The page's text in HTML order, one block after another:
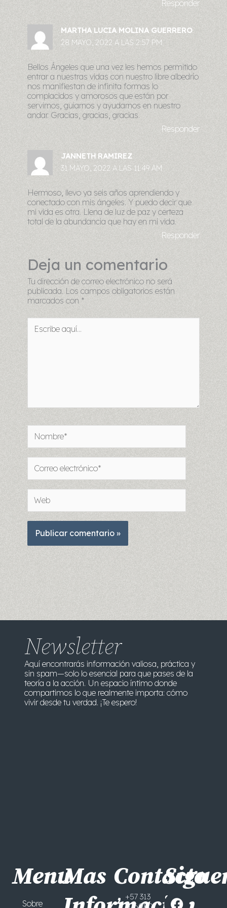
Responder
MARTHA LUCIA MOLINA GUERRERO
28 MAYO, 2022 A LAS 2:57 PM
Bellos Ángeles que una vez les hemos permitido
entrar a nuestras vidas con nuestro libre albedrío
nos manifiestan de infinita formas lo
complacidos y amorosos que están por
servirnos, guiarnos y ayudarnos en nuestro
andar. Gracias, gracias, gracias.
Responder
JANNETH RAMIREZ
31 MAYO, 2022 A LAS 11:49 AM
Hermoso, llevo ya seis años aprendiendo y
conectado con mis ángeles. Y puedo decir que
mi vida es otra. Llena de luz de paz y certeza
total de la abundancia que hay en mi vida.
Responder
Deja un comentario
Tu dirección de correo electrónico no será
publicada. Los campos obligatorios están
marcados con *
Escribe
aquí...
Nombre*
Correo
electrónico*
Web
Newsletter
Aquí encontrarás información valiosa, práctica y
sin spam—solo lo esencial para que pases de la
teoría a la acción. Un espacio íntimo donde
compartimos lo que realmente importa: cómo
vivir desde tu verdad. ¡Te espero!
Menu
Sobre
Mas
F
Y
Contacto
+57 313